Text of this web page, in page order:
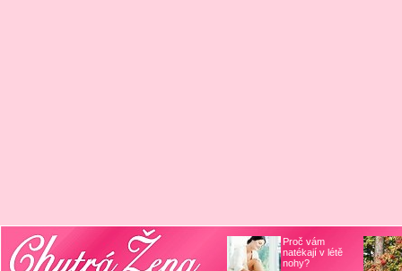
Proč vám
natékají v létě
nohy?